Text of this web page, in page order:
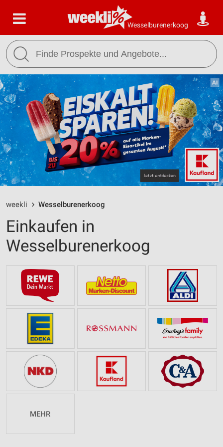
Wesselburenerkoog
weekli Wesselburenerkoog
Einkaufen in
Wesselburenerkoog
MEHR